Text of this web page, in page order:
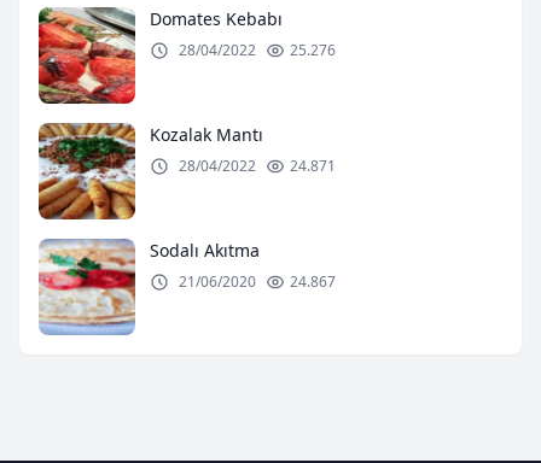
Domates Kebabı
28/04/2022 25.276
Kozalak Mantı
28/04/2022 24.871
Sodalı Akıtma
21/06/2020 24.867